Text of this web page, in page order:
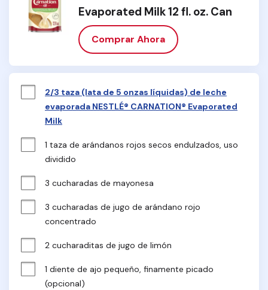
Evaporated Milk 12 fl. oz. Can
Comprar Ahora
2/3 taza (lata de 5 onzas líquidas) de leche
evaporada NESTLÉ® CARNATION® Evaporated
Milk
1 taza de arándanos rojos secos endulzados, uso
dividido
3 cucharadas de mayonesa
3 cucharadas de jugo de arándano rojo
concentrado
2 cucharaditas de jugo de limón
1 diente de ajo pequeño, finamente picado
(opcional)